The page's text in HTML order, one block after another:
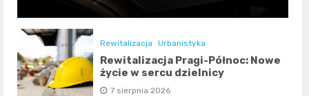
Rewitalizacja Urbanistyka
Rewitalizacja Pragi-Północ: Nowe
życie w sercu dzielnicy
7 sierpnia 2026